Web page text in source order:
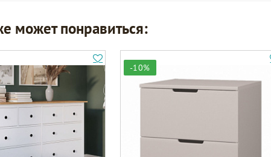
может понравиться:
-10%